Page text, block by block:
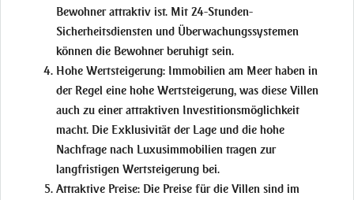
Bewohner attraktiv ist. Mit 24-Stunden-
Sicherheitsdiensten und Überwachungssystemen
können die Bewohner beruhigt sein.
Hohe Wertsteigerung: Immobilien am Meer haben in
der Regel eine hohe Wertsteigerung, was diese Villen
auch zu einer attraktiven Investitionsmöglichkeit
macht. Die Exklusivität der Lage und die hohe
Nachfrage nach Luxusimmobilien tragen zur
langfristigen Wertsteigerung bei.
Attraktive Preise: Die Preise für die Villen sind im